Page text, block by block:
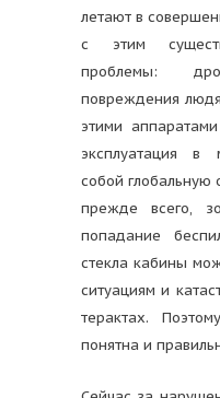
летают в
с этим
проблемы:
повреждения
этими
эксплуатация в
собой глобальную
прежде всего,
попадание
стекла кабины
ситуациям и
терактах.
понятна и